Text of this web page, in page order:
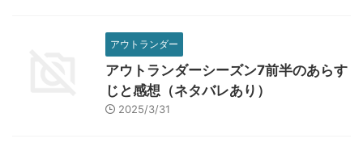
アウトランダー
アウトランダーシーズン7前半のあらす
じと感想（ネタバレあり）
2025/3/31